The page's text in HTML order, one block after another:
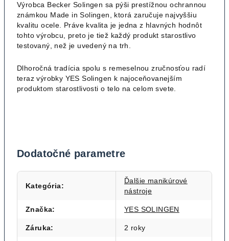
Výrobca Becker Solingen sa pýši prestížnou ochrannou
známkou Made in Solingen, ktorá zaručuje najvyššiu
kvalitu ocele. Práve kvalita je jedna z hlavných hodnôt
tohto výrobcu, preto je tiež každý produkt starostlivo
testovaný, než je uvedený na trh.
Dlhoročná tradícia spolu s remeselnou zručnosťou radí
teraz výrobky YES Solingen k najoceňovanejším
produktom starostlivosti o telo na celom svete.
Dodatočné parametre
Kategória:
Ďalšie manikúrové
nástroje
Značka: YES SOLINGEN
Záruka: 2 roky